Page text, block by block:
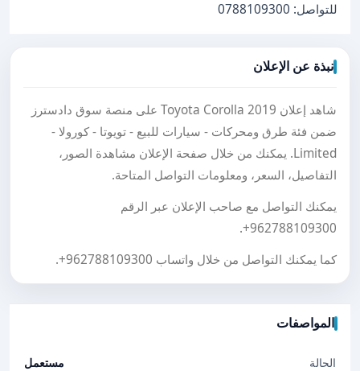
للتواصل: 0788109300
نبذة عن الإعلان
شاهد إعلان Toyota Corolla 2019 على منصة سوق دادسترز
ضمن فئة طرق ومحركات - سيارات للبيع - تويوتا - كورولا -
Limited. يمكنك من خلال صفحة الإعلان مشاهدة الصور،
التفاصيل، السعر، ومعلومات التواصل المتاحة.
يمكنك التواصل مع صاحب الإعلان عبر الرقم
+962788109300
.
كما يمكنك التواصل من خلال واتساب +962788109300
.
المواصفات
الحالة مستعمل